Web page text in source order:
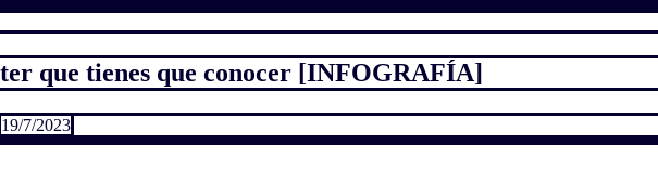
que tienes que conocer [INFOGRAFÍA]
19/7/2023